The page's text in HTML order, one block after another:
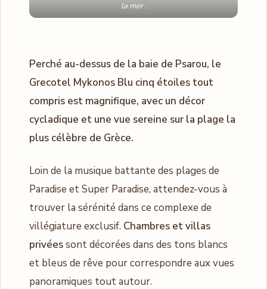
la mer .
Perché au-dessus de la baie de Psarou, le
Grecotel Mykonos Blu cinq étoiles tout
compris est magnifique, avec un décor
cycladique et une vue sereine sur la plage la
plus célèbre de Grèce.
Loin de la musique battante des plages de
Paradise et Super Paradise, attendez-vous à
trouver la sérénité dans ce complexe de
villégiature exclusif. Chambres et villas
privéessont décorées dans des tons blancs
et bleus de rêve pour correspondre aux vues
panoramiques tout autour.